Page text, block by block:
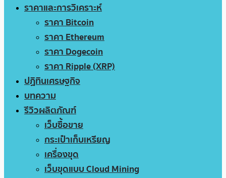
ราคาและการวิเคราะห์
ราคา Bitcoin
ราคา Ethereum
ราคา Dogecoin
ราคา Ripple (XRP)
ปฏิทินเศรษฐกิจ
บทความ
รีวิวผลิตภัณฑ์
เว็บซื้อขาย
กระเป๋าเก็บเหรียญ
เครื่องขุด
เว็บขุดแบบ Cloud Mining